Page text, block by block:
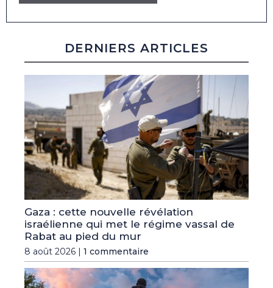
DERNIERS ARTICLES
Gaza : cette nouvelle révélation
israélienne qui met le régime vassal de
Rabat au pied du mur
8 août 2026 | 1 commentaire